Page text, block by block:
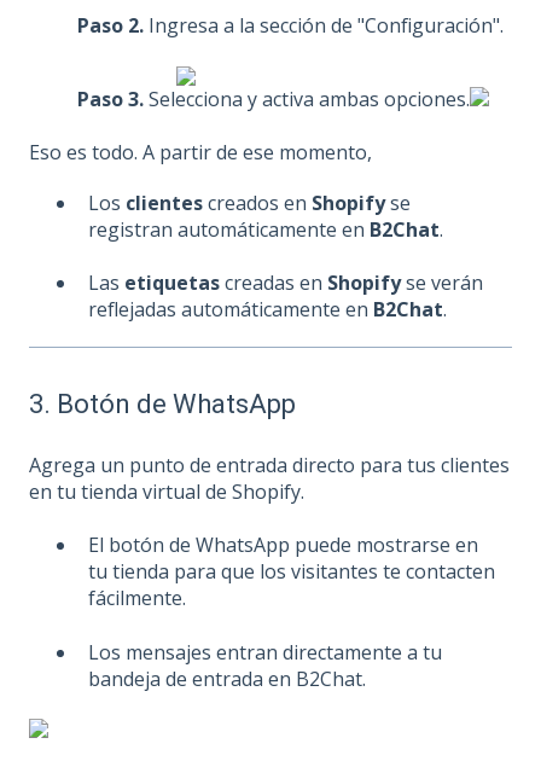
Paso 2. Ingresa a la sección de "Configuración".
Paso 3.Selecciona y activa ambas opciones.
Eso es todo. A partir de ese momento,
Los clientescreados en Shopifyse
registran automáticamente en B2Chat.
Las etiquetascreadas en Shopifyse verán
reflejadas automáticamente en B2Chat.
3. Botón de WhatsApp
Agrega un punto de entrada directo para tus clientes
en tu tienda virtual de Shopify.
El botón de WhatsApp puede mostrarse en
tu tienda para que los visitantes te contacten
fácilmente.
Los mensajes entran directamente a tu
bandeja de entrada en B2Chat.